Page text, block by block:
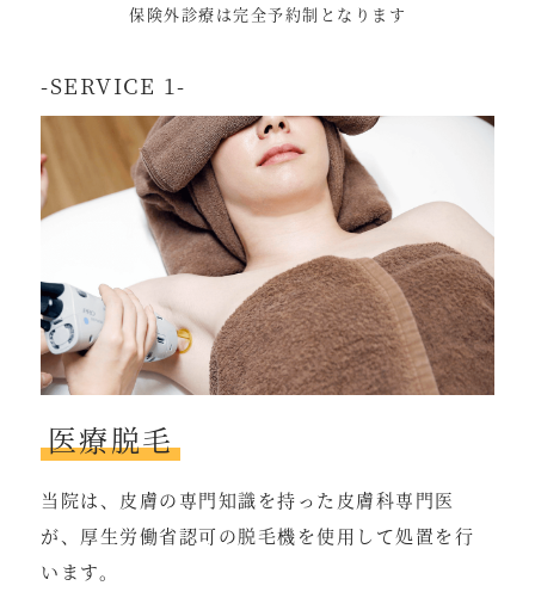
保険外診療は完全予約制となります
-SERVICE 1-
医療脱毛
当院は、皮膚の専門知識を持った皮膚科専門医
が、厚生労働省認可の脱毛機を使用して処置を行
います。